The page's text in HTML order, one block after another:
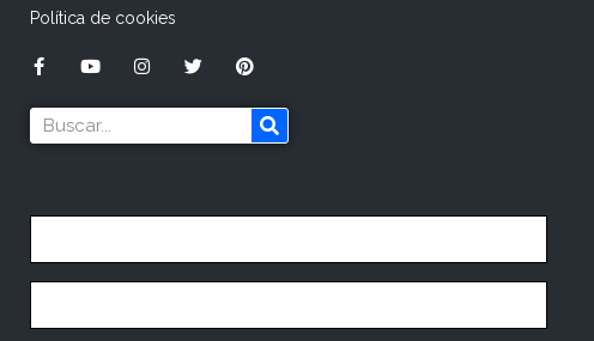
Política de cookies